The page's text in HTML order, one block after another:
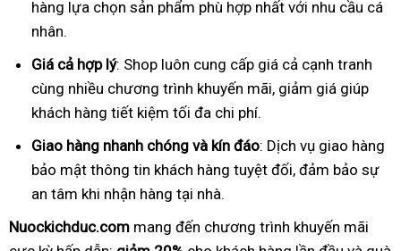
hàng lựa chọn sản phẩm phù hợp nhất với nhu cầu cá
nhân.
Giá cả hợp lý: Shop luôn cung cấp giá cả cạnh tranh
cùng nhiều chương trình khuyến mãi, giảm giá giúp
khách hàng tiết kiệm tối đa chi phí.
Giao hàng nhanh chóng và kín đáo: Dịch vụ giao hàng
bảo mật thông tin khách hàng tuyệt đối, đảm bảo sự
an tâm khi nhận hàng tại nhà.
Nuockichduc.com mang đến chương trình khuyến mãi